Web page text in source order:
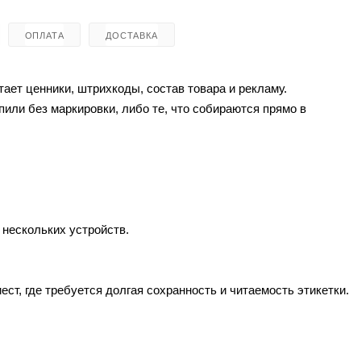
ОПЛАТА ДОСТАВКА
ценники, штрихкоды, состав товара и рекламу.
без маркировки, либо те, что собираются прямо в
устройств.
где требуется долгая сохранность и читаемость этикетки.